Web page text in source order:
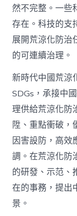
然不完整。一些
存在。科技的支
展開荒涼化防治
的可連續治理。
新時代中國荒涼
SDGs，承接中
理供給荒涼化防
陞、重點衝破，
因害設防，高效
調。在荒涼化防
的研發、示范、
在的事務，提出
景。